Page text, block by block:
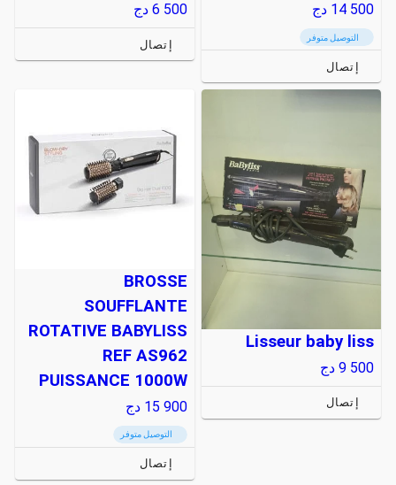
14 500 دج
التوصيل متوفر
إتصال
6 500 دج
إتصال
Lisseur baby liss
9 500 دج
إتصال
BROSSE
SOUFFLANTE
ROTATIVE BABYLISS
REF AS962
PUISSANCE 1000W
15 900 دج
التوصيل متوفر
إتصال